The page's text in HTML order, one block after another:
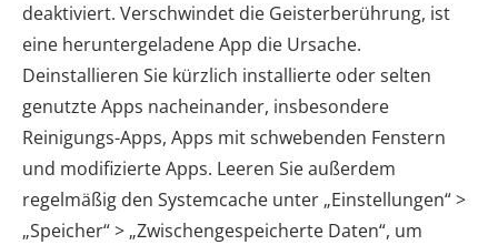
deaktiviert. Verschwindet die Geisterberührung, ist
eine heruntergeladene App die Ursache.
Deinstallieren Sie kürzlich installierte oder selten
genutzte Apps nacheinander, insbesondere
Reinigungs-Apps, Apps mit schwebenden Fenstern
und modifizierte Apps. Leeren Sie außerdem
regelmäßig den Systemcache unter „Einstellungen“ >
„Speicher“ > „Zwischengespeicherte Daten“, um